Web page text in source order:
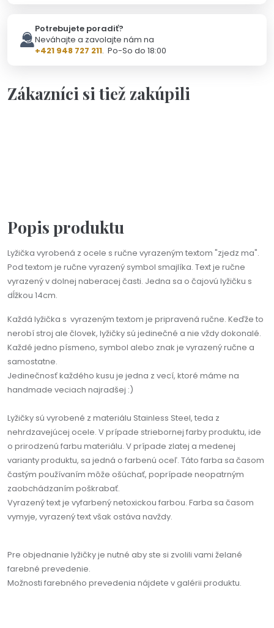
Potrebujete poradiť?
Neváhajte a zavolajte nám na
+421 948 727 211. Po-So do 18:00
Zákazníci si tiež zakúpili
Popis produktu
Lyžička vyrobená z ocele s ručne vyrazeným textom "zjedz ma".
Pod textom je ručne vyrazený symbol smajlíka. Text je ručne
vyrazený v dolnej naberacej časti. Jedna sa o čajovú lyžičku s
dĺžkou 14cm.
Každá lyžička s vyrazeným textom je pripravená ručne. Keďže to
nerobí stroj ale človek, lyžičky sú jedinečné a nie vždy dokonalé.
Každé jedno písmeno, symbol alebo znak je vyrazený ručne a
samostatne.
Jedinečnosť každého kusu je jedna z vecí, ktoré máme na
handmade veciach najradšej :)
Lyžičky sú vyrobené z materiálu Stainless Steel, teda z
nehrdzavejúcej ocele. V prípade striebornej farby produktu, ide
o prirodzenú farbu materiálu. V prípade zlatej a medenej
varianty produktu, sa jedná o farbenú oceľ. Táto farba sa časom
častým používaním môže ošúchať, poprípade neopatrným
zaobchádzaním poškrabať.
Vyrazený text je vyfarbený netoxickou farbou. Farba sa časom
vymyje, vyrazený text však ostáva navždy.
Pre objednanie lyžičky je nutné aby ste si zvolili vami želané
farebné prevedenie.
Možnosti farebného prevedenia nájdete v galérii produktu.